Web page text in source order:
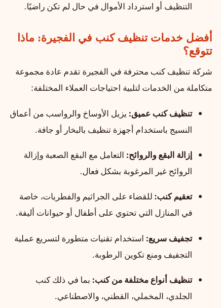
التنظيف أو استرداد الأموال في حال لم تكن راضيًا.
أفضل خدمات تنظيف كنب في الفجيرة: ماذا
تتوقع؟
شركة تنظيف كنب محترفة في الفجيرة تقدم عادة مجموعة
متكاملة من الخدمات لتلبية احتياجات العملاء المختلفة:
تنظيف كنب عميق: يزيل الأوساخ والرواسب من أعماق
النسيج باستخدام أجهزة تنظيف بالبخار أو جافة.
إزالة البقع والروائح: التعامل مع البقع الصعبة وإزالة
الروائح غير المرغوبة بشكل فعال.
تعقيم كنب: للقضاء على الجراثيم والفطريات، خاصة
في المنازل التي تحتوي على أطفال أو حيوانات أليفة.
تجفيف سريع: استخدام تقنيات متطورة لتسريع عملية
التجفيف ومنع تكوين الرطوبة.
تنظيف أنواع مختلفة من كنب: بما في ذلك كنب
الجلدي، المخملي، القطني، والاصطناعي.